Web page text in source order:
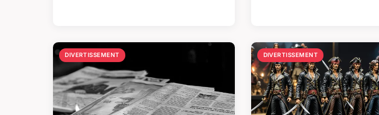
DIVERTISSEMENT DIVERTISSEMENT